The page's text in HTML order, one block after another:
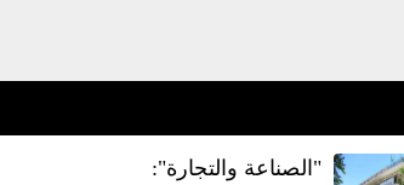
"الصناعة والتجارة":